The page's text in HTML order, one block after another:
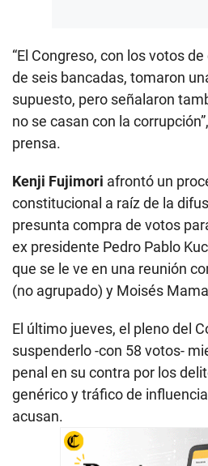
“El Congreso, con los votos
de seis bancadas, tomaron
supuesto, pero señalaron
no se casan con la
prensa.
Kenji Fujimori afrontó un
constitucional a raíz de la
presunta compra de votos
ex presidente Pedro Pablo
que se le ve en una reunión
(no agrupado) y Moisés
El último jueves, el pleno del
suspenderlo -con 58 votos-
penal en su contra por los
genérico y tráfico de
acusan.